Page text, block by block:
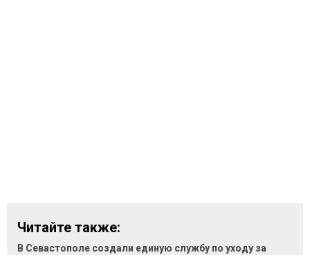
Читайте также:
В Севастополе создали единую службу по уходу за